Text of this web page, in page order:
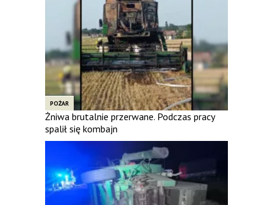
POŻAR
Żniwa brutalnie przerwane. Podczas pracy
spalił się kombajn